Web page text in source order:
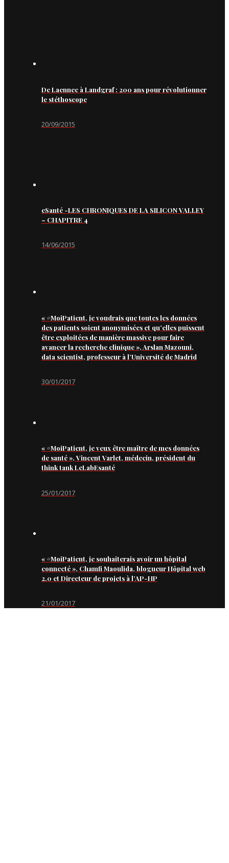
De Laennec à Landgraf : 200 ans pour révolutionner
le stéthoscope
20/09/2015
eSanté -LES CHRONIQUES DE LA SILICON VALLEY
– CHAPITRE 4
14/06/2015
« #MoiPatient, je voudrais que toutes les données
des patients soient anonymisées et qu’elles puissent
être exploitées de manière massive pour faire
avancer la recherche clinique », Arslan Mazouni,
data scientist, professeur à l’Université de Madrid
30/01/2017
« #MoiPatient, je veux être maître de mes données
de santé », Vincent Varlet, médecin, président du
think tank LeLabEsanté
25/01/2017
« #MoiPatient, je souhaiterais avoir un hôpital
connecté », Chamfi Maoulida, blogueur Hôpital web
2.0 et Directeur de projets à l’AP-HP
21/01/2017